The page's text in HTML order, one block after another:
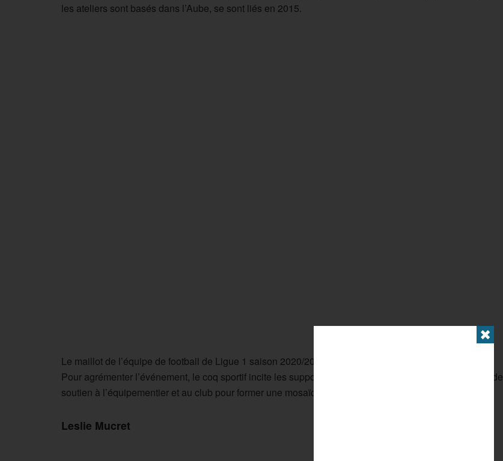
les ateliers sont basés dans l’Aube, se sont liés en 2015.
Le maillot de l’équipe de football de Ligue 1 saison 2020/2021 sera officiellement lancé courant juillet.
Pour agrémenter l’événement, le coq sportif incite les supporters à envoyer des photos ou des vidéos de
soutien à l’équipementier et au club pour former une mosaïque.
Leslie Mucret
✖